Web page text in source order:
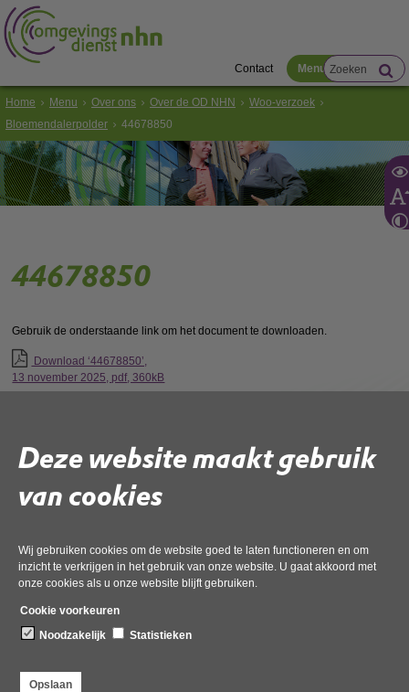
Deze website maakt gebruik
van cookies
Wij gebruiken cookies om de website goed te laten functioneren en om
inzicht te verkrijgen in het gebruik van onze website. U gaat akkoord met
onze cookies als u onze website blijft gebruiken.
Cookie voorkeuren
Noodzakelijk
Statistieken
Opslaan
Contact Menu
Home Menu Over ons Over de OD NHN
Woo-verzoek
Bloemendalerpolder
44678850
44678850
Gebruik de onderstaande link om het document te downloaden.
Download ‘44678850’,
13 november 2025, pdf, 360kB
Bezoekadres
Dampten 2, 1624 NR Hoorn
Postbus 2095, 1620 EB Hoorn